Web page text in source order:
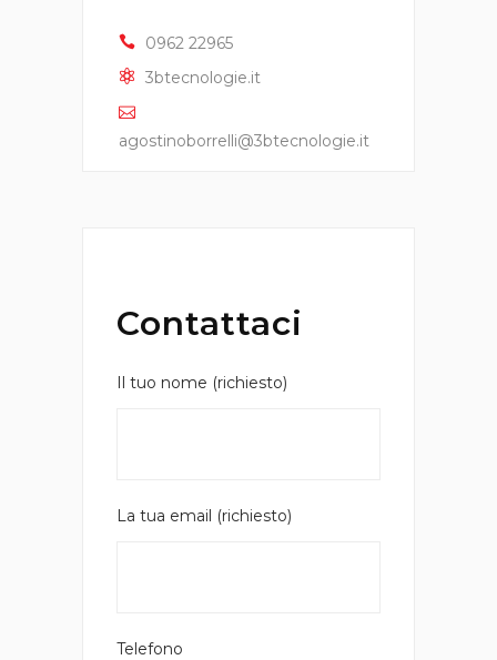
0962 22965
3btecnologie.it
agostinoborrelli@3btecnologie.it
Contattaci
Il tuo nome (richiesto)
La tua email (richiesto)
Telefono